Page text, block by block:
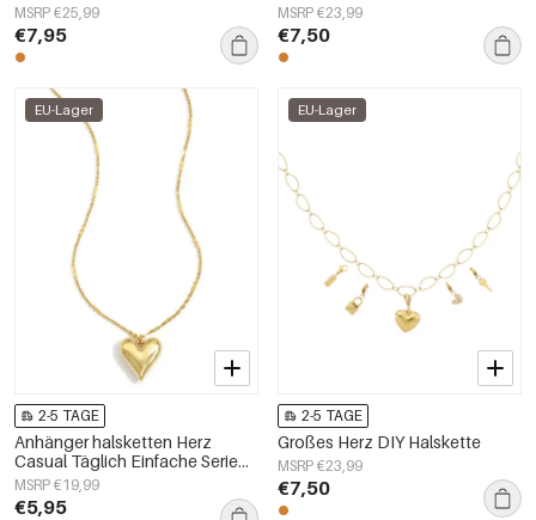
MSRP €25,99
€7,95
MSRP €23,99
€7,50
EU-Lager
2-5 TAGE
Anhänger halsketten Herz
Casual Täglich Einfache Serie
frauen schmuck
MSRP €19,99
€5,95
EU-Lager
2-5 TAGE
Großes Herz DIY Halskette
MSRP €23,99
€7,50